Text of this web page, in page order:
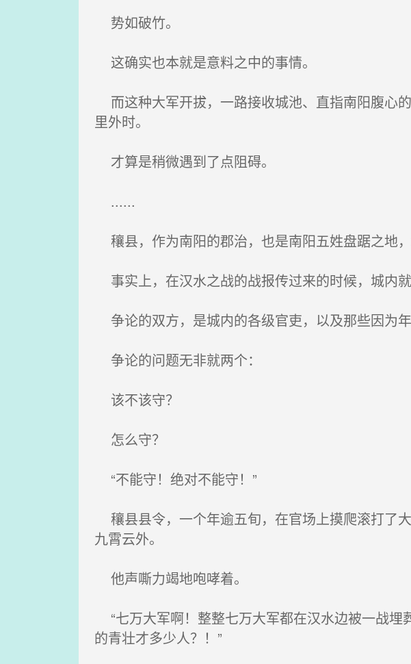
势如破竹。
这确实也本就是意料之中的事情。
而这种大军开拔，一路接收城池、直指南阳腹心
里外时。
才算是稍微遇到了点阻碍。
......
穰县，作为南阳的郡治，也是南阳五姓盘踞之地
事实上，在汉水之战的战报传过来的时候，城内就
争论的双方，是城内的各级官吏，以及那些因为
争论的问题无非就两个：
该不该守？
怎么守？
“不能守！绝对不能守！”
穰县县令，一个年逾五旬，在官场上摸爬滚打了
九霄云外。
他声嘶力竭地咆哮着。
“七万大军啊！整整七万大军都在汉水边被一战埋
的青壮才多少人？！”